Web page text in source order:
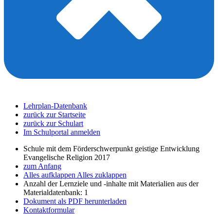
Lehrplan-Datenbank
zurück zur Startseite
zurück zur Schulart
Im Schulportal anmelden
Schule mit dem Förderschwerpunkt geistige Entwicklung
Evangelische Religion 2017
zum Anfang
Alles aufklappen Alles zuklappen
Anzahl der Lernziele und -inhalte mit Materialien aus der
Materialdatenbank: 1
Dokument als PDF herunterladen
Kontaktformular